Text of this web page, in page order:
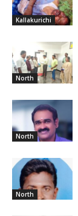
Kallakurichi
North
North
North